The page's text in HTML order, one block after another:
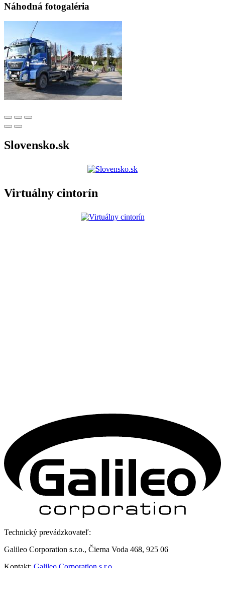
Náhodná fotogaléria
Slovensko.sk
Virtuálny cintorín
Technický prevádzkovateľ:
Galileo Corporation s.r.o., Čierna Voda 468, 925 06
Kontakt: Galileo Corporation s.r.o.